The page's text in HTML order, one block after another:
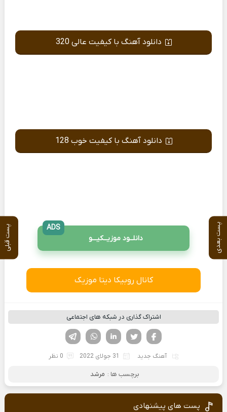
پست بعدی پست قبلی
دانلود آهنگ با کیفیت عالی 320
دانلود آهنگ با کیفیت خوب 128
دانلــود موزیــکیـــو
ADS
کانال روبیکا دیتا موزیک
اشتراک گذاری در شبکه های اجتماعی
لینکدین تویتر
فیسوک
آهنگ جدید 31 جولای 2022 0 نظر
برچسب ها : مرشد
پست های پیشنهادی